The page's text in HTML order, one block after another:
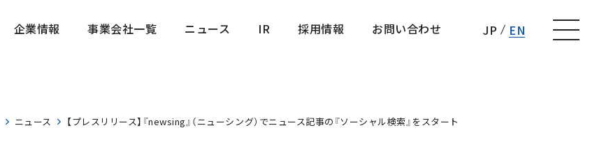
企業情報
事業会社一覧
ニュース
IR
採用情報
お問い合わせ
JP EN
ニュース 【プレスリリース】『newsing』（ニューシング）でニュース記事の『ソーシャル検索』をスタート